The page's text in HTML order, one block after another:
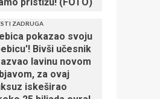
ZADRUGA
pokazao svoju
Bivši učesnik
lavinu novom
za ovaj
iskeširao